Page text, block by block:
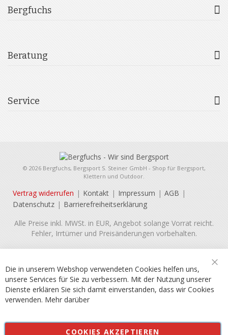
Bergfuchs
Beratung
Service
© 2026 Bergfuchs, Bergsport S. Steiner GmbH - Shop für Bergsport,
Klettern und Outdoor.
Vertrag widerrufen Kontakt Impressum
AGB
Datenschutz
Barrierefreiheitserklärung
Alle Preise inkl. MWSt. in EUR, Angebot solange Vorrat reicht.
Fehler, Irrtümer und Preisänderungen vorbehalten.
Die in unserem Webshop verwendeten Cookies helfen uns,
unsere Services für Sie zu verbessern. Mit der Nutzung unserer
Dienste erklären Sie sich damit einverstanden, dass wir Cookies
verwenden. Mehr darüber
COOKIES AKZEPTIEREN